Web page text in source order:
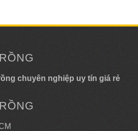
chuyên nghiệp uy tín giá rẻ